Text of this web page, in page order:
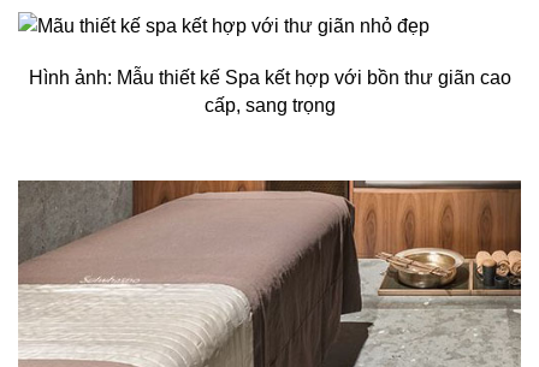
Hình ảnh: Mẫu thiết kế Spa kết hợp với bồn thư giãn cao
cấp, sang trọng